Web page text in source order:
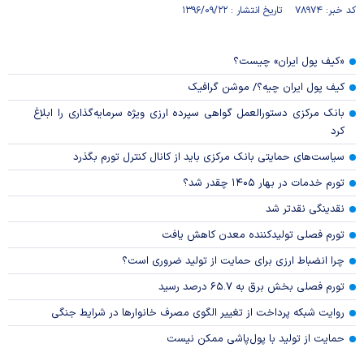
کد خبر: ۷۸۹۷۴ تاریخ انتشار : ۱۳۹۶/۰۹/۲۲
«کیف پول ایران» چیست؟
کیف پول ایران چیه؟/ موشن گرافیک
بانک مرکزی دستورالعمل گواهی سپرده ارزی ویژه سرمایه‌گذاری را ابلاغ
کرد
سیاست‌های حمایتی بانک مرکزی باید از کانال کنترل تورم بگذرد
تورم خدمات در بهار ۱۴۰۵ چقدر شد؟
نقدینگی نقدتر شد
تورم فصلی تولیدکننده معدن کاهش یافت
چرا انضباط ارزی برای حمایت از تولید ضروری است؟
تورم فصلی بخش برق به ۶۵.۷ درصد رسید
روایت شبکه پرداخت از تغییر الگوی مصرف خانوار‌ها در شرایط جنگی
حمایت از تولید با پول‌پاشی ممکن نیست